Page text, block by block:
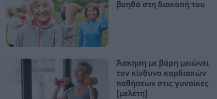
βοηθά στη διακοπή του
Άσκηση με βάρη μειώνει
τον κίνδυνο καρδιακών
παθήσεων στις γυναίκες
[μελέτη]